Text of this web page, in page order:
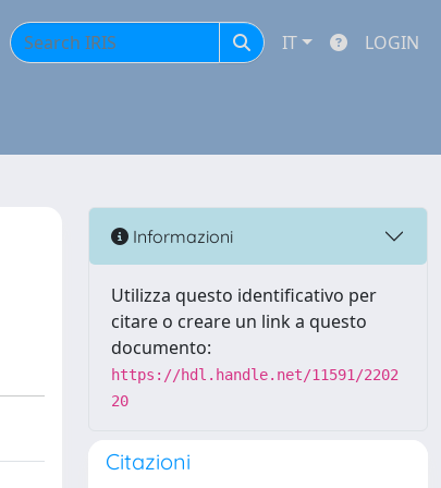
IT LOGIN
Informazioni
Utilizza questo identificativo per
citare o creare un link a questo
documento:
https://hdl.handle.net/11591/2202
20
Citazioni